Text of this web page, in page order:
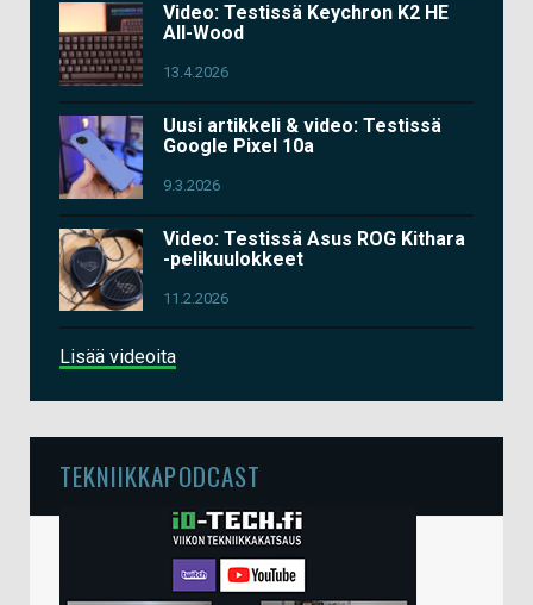
Video: Testissä Keychron K2 HE
All-Wood
13.4.2026
Uusi artikkeli & video: Testissä
Google Pixel 10a
9.3.2026
Video: Testissä Asus ROG Kithara
-pelikuulokkeet
11.2.2026
Lisää videoita
TEKNIIKKAPODCAST